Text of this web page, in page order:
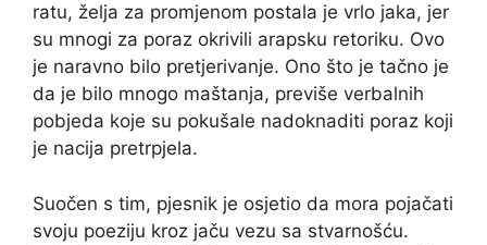
ratu, želja za promjenom postala je vrlo jaka, jer
su mnogi za poraz okrivili arapsku retoriku. Ovo
je naravno bilo pretjerivanje. Ono što je tačno je
da je bilo mnogo maštanja, previše verbalnih
pobjeda koje su pokušale nadoknaditi poraz koji
je nacija pretrpjela.
Suočen s tim, pjesnik je osjetio da mora pojačati
svoju poeziju kroz jaču vezu sa stvarnošću.